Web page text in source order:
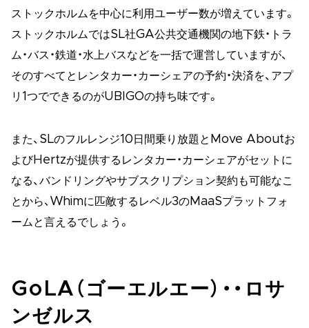
ストックホルムを中心に利用ユーザー数が増えています。
ストックホルムではSL社GA公共交通機関の地下鉄・トラ
ム・バス・鉄道・水上バスなどを一括で運営していますが、
そのすべてとレンタカー・カーシェアの予約・決済を、アプ
リ1つでできるのがUBIGOの持ち味です。
また、SLのフルレンジ10日間乗り放題とMove Aboutお
よびHertzが提供するレンタカー・カーシェアがセットに
なる、バンドリングやサブスクリプション契約も可能なこ
とから、Whimに匹敵するレベル3のMaaSプラットフォ
ームと言えるでしょう。
GoLA（ゴーエルエー）・・ロサ
ンゼルス